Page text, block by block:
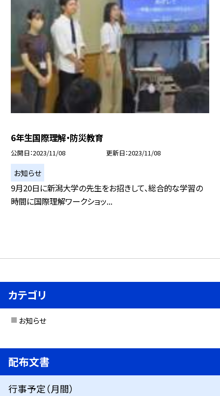
6年生国際理解・防災教育
公開日 2023/11/08 更新日 2023/11/08
お知らせ
9月20日に新潟大学の先生をお招きして、総合的な学習の
時間に国際理解ワークショッ...
カテゴリ
お知らせ
配布文書
行事予定（月間）